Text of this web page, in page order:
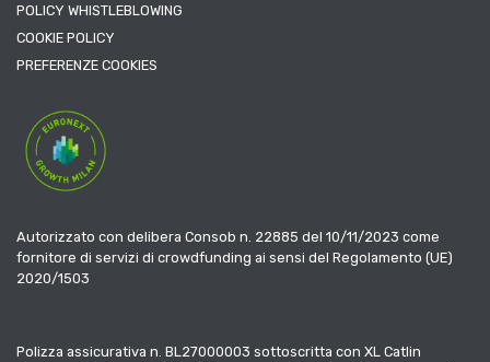
POLICY WHISTLEBLOWING
COOKIE POLICY
PREFERENZE COOKIES
Autorizzato con delibera Consob n. 22885 del 10/11/2023 come
fornitore di servizi di crowdfunding ai sensi del Regolamento (UE)
2020/1503
Polizza assicurativa n. BL27000003 sottoscritta con XL Catlin